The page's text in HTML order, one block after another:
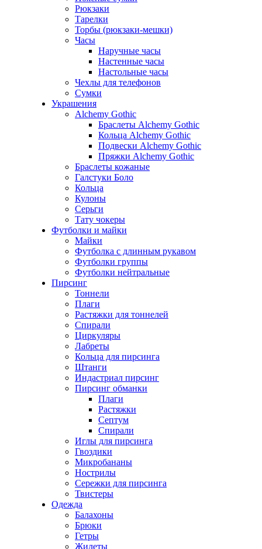
Рюкзаки
Тарелки
Торбы (рюкзаки-мешки)
Часы
Наручные часы
Настенные часы
Настольные часы
Чехлы для телефонов
Сумки
Украшения
Alchemy Gothic
Браслеты Alchemy Gothic
Кольца Alchemy Gothic
Подвески Alchemy Gothic
Пряжки Alchemy Gothic
Браслеты кожаные
Галстуки Боло
Кольца
Кулоны
Серьги
Тату чокеры
Футболки и майки
Майки
Футболка с длинным рукавом
Футболки группы
Футболки нейтральные
Пирсинг
Тоннели
Плаги
Растяжки для тоннелей
Спирали
Циркуляры
Лабреты
Кольца для пирсинга
Штанги
Индастриал пирсинг
Пирсинг обманки
Плаги
Растяжки
Септум
Спирали
Иглы для пирсинга
Гвоздики
Микробананы
Нострилы
Сережки для пирсинга
Твистеры
Одежда
Балахоны
Брюки
Гетры
Жилеты